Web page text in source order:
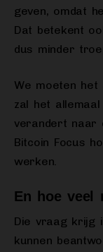
geven, omdat
Dat betekent
dus minder
We moeten
zal het
verandert naar
Bitcoin Focus
werken.
En hoe veel
Die vraag krijg
kunnen